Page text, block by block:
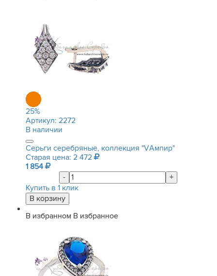
25%
Артикул: 2272
В наличии
Серьги серебряные, коллекция "VАмпир"
Старая цена: 2 472
1 854
-
+
Купить в 1 клик
В избранном В избранное